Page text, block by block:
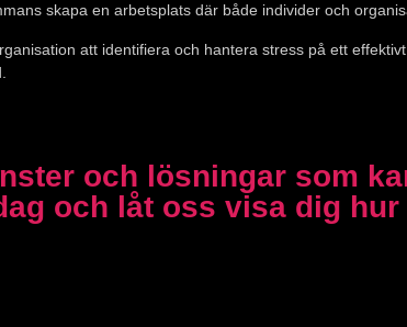
skapa en arbetsplats där både individer och
att identifiera och hantera stress på ett
och lösningar som
och låt oss visa dig